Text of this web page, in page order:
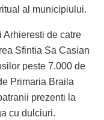
al municipiului.
Arhieresti de catre
Sfintia Sa Casian
peste 7.000 de
Primaria Braila
prezenti la
cu dulciuri.